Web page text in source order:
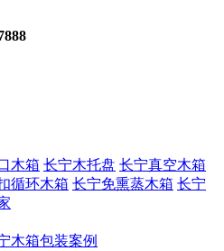
木箱 长宁木托盘 长宁真空木箱
循环木箱 长宁免熏蒸木箱 长宁
木箱包装案例